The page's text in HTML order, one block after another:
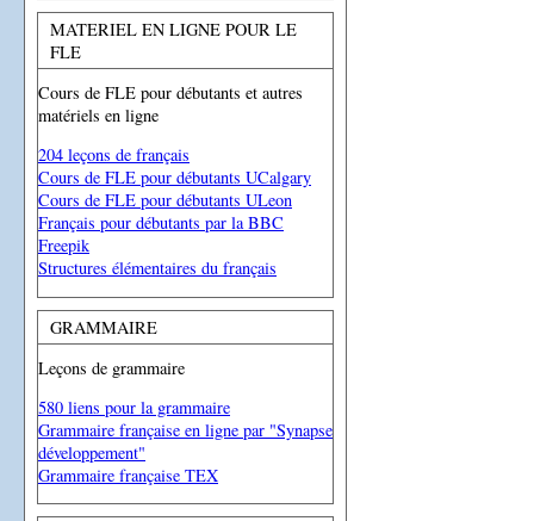
MATERIEL EN LIGNE POUR LE
FLE
Cours de FLE pour débutants et autres
matériels en ligne
204 leçons de français
Cours de FLE pour débutants UCalgary
Cours de FLE pour débutants ULeon
Français pour débutants par la BBC
Freepik
Structures élémentaires du français
GRAMMAIRE
Leçons de grammaire
580 liens pour la grammaire
Grammaire française en ligne par "Synapse
développement"
Grammaire française TEX